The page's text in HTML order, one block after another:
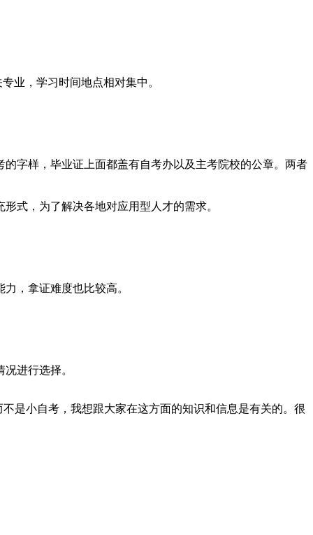
业，学习时间地点相对集中。
字样，毕业证上面都盖有自考办以及主考院校的公章。两者
形式，为了解决各地对应用型人才的需求。
，拿证难度也比较高。
进行选择。
是小自考，我想跟大家在这方面的知识和信息是有关的。很